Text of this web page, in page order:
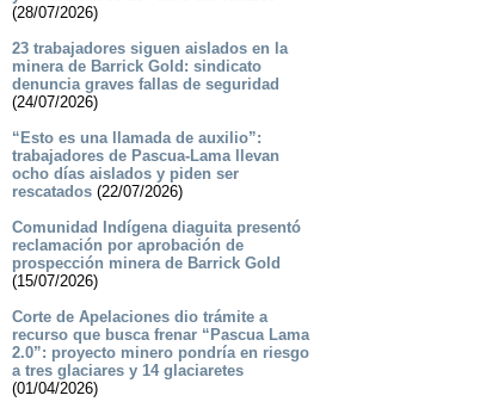
(28/07/2026)
23 trabajadores siguen aislados en la
minera de Barrick Gold: sindicato
denuncia graves fallas de seguridad
(24/07/2026)
“Esto es una llamada de auxilio”:
trabajadores de Pascua-Lama llevan
ocho días aislados y piden ser
rescatados(22/07/2026)
Comunidad Indígena diaguita presentó
reclamación por aprobación de
prospección minera de Barrick Gold
(15/07/2026)
Corte de Apelaciones dio trámite a
recurso que busca frenar “Pascua Lama
2.0”: proyecto minero pondría en riesgo
a tres glaciares y 14 glaciaretes
(01/04/2026)